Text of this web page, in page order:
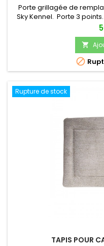
Porte grillagée de
Sky Kennel. Porte 3
pour


Rupture de stock
TAPIS POUR